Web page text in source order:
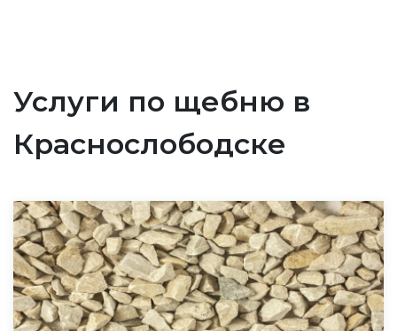
Услуги по щебню в
Краснослободске